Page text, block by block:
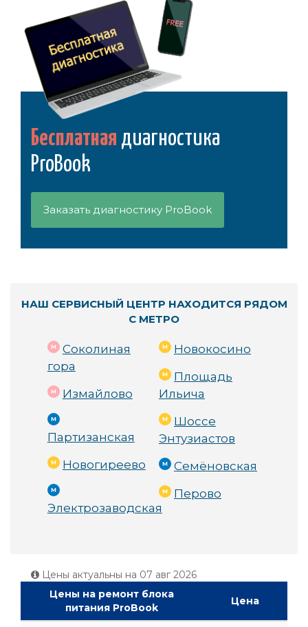
Бесплатная диагностика
ProBook
Заказать диагностику ProBook
НАШ СЕРВИСНЫЙ ЦЕНТР НАХОДИТСЯ РЯДОМ
С МЕТРО
Соколиная
гора
Измайлово
Партизанская
Новогиреево
Электрозаводская
Новокосино
Площадь
Ильича
Шоссе
Энтузиастов
Семёновская
Перово
Цены актуальны на 07 авг 2026
Цены на ремонт блока
питания ProBook
Цена